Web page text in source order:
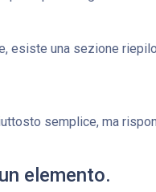
esiste una sezione
semplice, ma
elemento.